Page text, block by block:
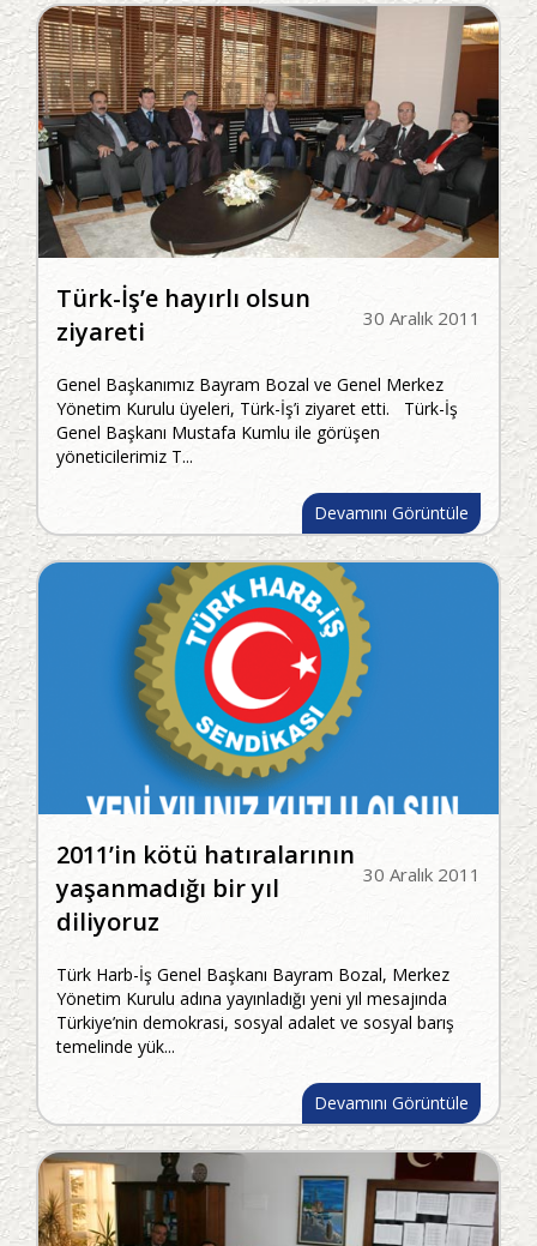
30 Aralık 2011
Türk-İş’e hayırlı olsun
ziyareti
Genel Başkanımız Bayram Bozal ve Genel Merkez
Yönetim Kurulu üyeleri, Türk-İş’i ziyaret etti. Türk-İş
Genel Başkanı Mustafa Kumlu ile görüşen
yöneticilerimiz T...
Devamını Görüntüle
30 Aralık 2011
2011’in kötü hatıralarının
yaşanmadığı bir yıl
diliyoruz
Türk Harb-İş Genel Başkanı Bayram Bozal, Merkez
Yönetim Kurulu adına yayınladığı yeni yıl mesajında
Türkiye’nin demokrasi, sosyal adalet ve sosyal barış
temelinde yük...
Devamını Görüntüle